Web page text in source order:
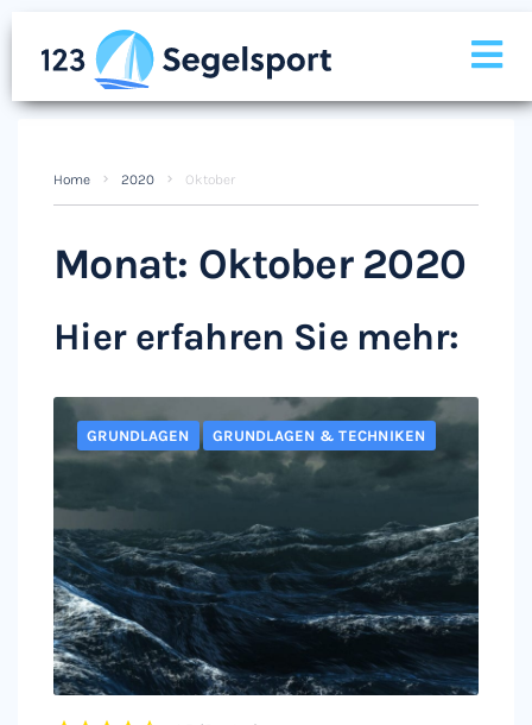
Home 2020 Oktober
Monat: Oktober 2020
Hier erfahren Sie mehr:
GRUNDLAGEN GRUNDLAGEN & TECHNIKEN